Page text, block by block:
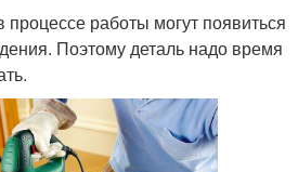
работы могут появиться
Поэтому деталь надо время